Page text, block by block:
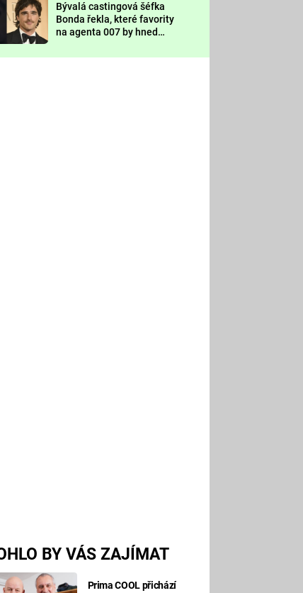
Sledujte nás
Bývalá castingová šéfka
Bonda řekla, které favority
na agenta 007 by hned
BY VÁS ZAJÍMAT
Prima COOL přichází